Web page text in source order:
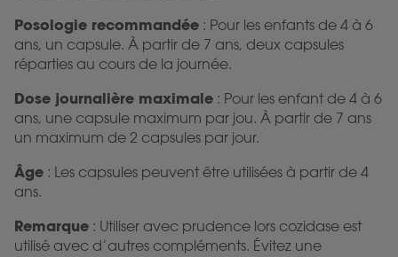
Posologie recommandée : Pour les enfants de 4 à 6
ans, un capsule. À partir de 7 ans, deux capsules
réparties au cours de la journée.
Dose journalière maximale : Pour les enfant de 4 à 6
ans, une capsule maximum par jou. À partir de 7 ans
un maximum de 2 capsules par jour.
Âge : Les capsules peuvent être utilisées à partir de 4
ans.
Remarque : Utiliser avec prudence lors cozidase est
utilisé avec d’autres compléments. Évitez une